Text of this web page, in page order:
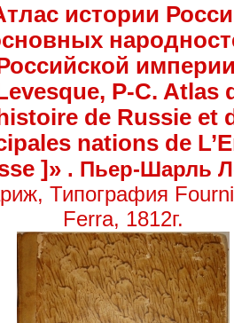
истории
P-C. Atlas
de Russie et
nations de
]». Пьер-Шарль
Типография
Ferra, 1812г.